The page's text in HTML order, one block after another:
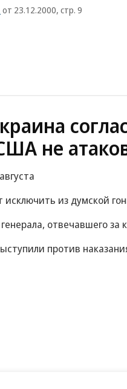
от 23.12.2000, стр. 9
не
из думской
отвечавшего
против